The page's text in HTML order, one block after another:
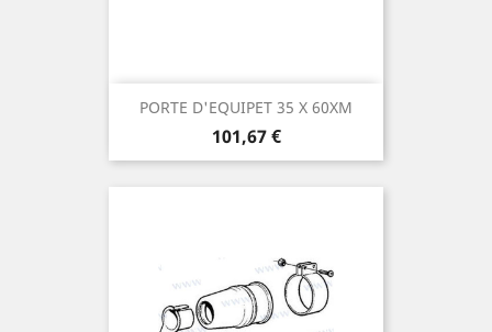
PORTE D'EQUIPET 35 X 60XM
Prix
101,67 €